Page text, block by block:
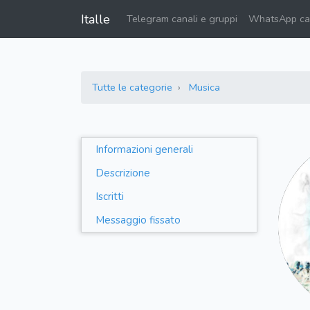
Italle Telegram canali e gruppi WhatsApp
Tutte le categorie Musica
Informazioni generali
Descrizione
Iscritti
Messaggio fissato